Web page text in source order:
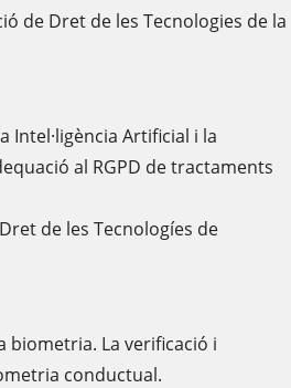
de Dret de les Tecnologies de la
Intel·ligència Artificial i la
al RGPD de tractaments
de les Tecnologíes de
biometria. La verificació i
conductual.